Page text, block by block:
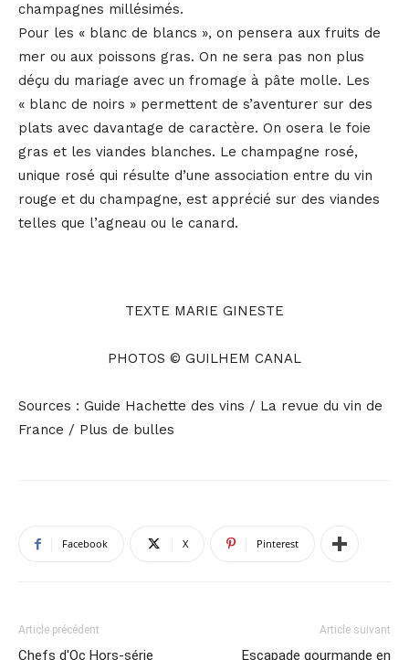
champagnes millésimés.
Pour les « blanc de blancs », on pensera aux fruits de
mer ou aux poissons gras. On ne sera pas non plus
déçu du mariage avec un fromage à pâte molle. Les
« blanc de noirs » permettent de s’aventurer sur des
plats avec davantage de caractère. On osera le foie
gras et les viandes blanches. Le champagne rosé,
unique rosé qui résulte d’une association entre du vin
rouge et du champagne, est apprécié sur des viandes
telles que l’agneau ou le canard.
TEXTE MARIE GINESTE
PHOTOS © GUILHEM CANAL
Sources : Guide Hachette des vins / La revue du vin de
France / Plus de bulles
Facebook X Pinterest
Article précédent
Chefs d'Oc Hors-série
Article suivant
Escapade gourmande en